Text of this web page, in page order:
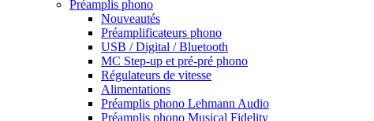
Préamplis phono
Nouveautés
Préamplificateurs phono
USB / Digital / Bluetooth
MC Step-up et pré-pré phono
Régulateurs de vitesse
Alimentations
Préamplis phono Lehmann Audio
Préamplis phono Musical Fidelity